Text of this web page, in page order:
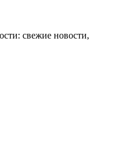
свежие новости,